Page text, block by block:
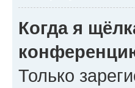
Когда я
Только